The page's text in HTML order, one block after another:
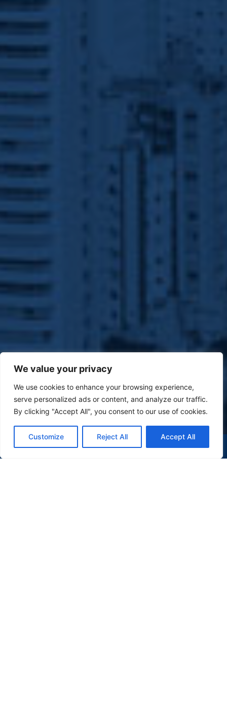
We value your privacy
We use cookies to enhance your browsing experience,
serve personalized ads or content, and analyze our traffic.
By clicking "Accept All", you consent to our use of cookies.
Customize Reject All Accept All
(47) 9 9977-7630